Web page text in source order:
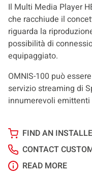
Il Multi Media Player
che racchiude il
riguarda la
possibilità di
equipaggiato.
OMNIS-100 può
servizio streaming di
innumerevoli emittenti
FIND AN
CONTACT
READ MORE